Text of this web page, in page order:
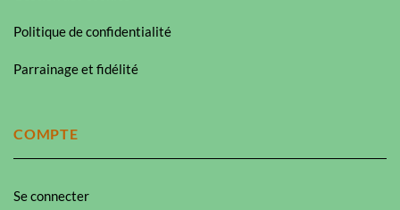
Politique de confidentialité
Parrainage et fidélité
COMPTE
Se connecter